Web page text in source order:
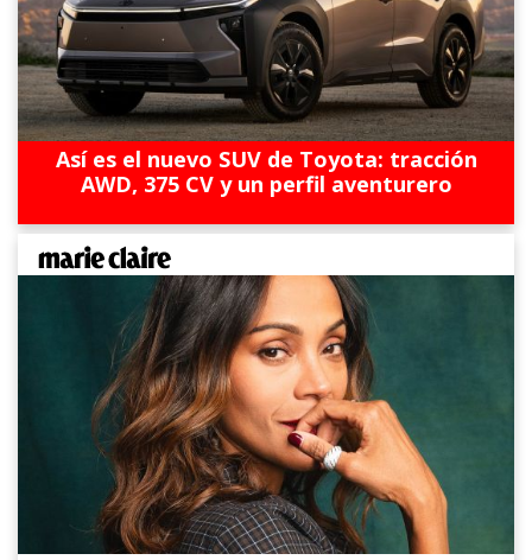
Así es el nuevo SUV de Toyota: tracción
AWD, 375 CV y un perfil aventurero